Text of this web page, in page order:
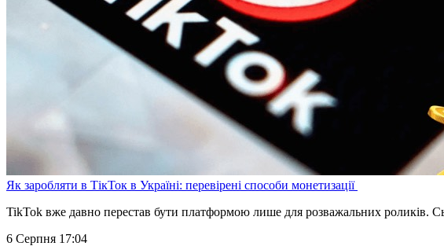
Як заробляти в ТікТок в Україні: перевірені способи монетизації
TikTok вже давно перестав бути платформою лише для розважальних роликів.
6 Серпня 17:04